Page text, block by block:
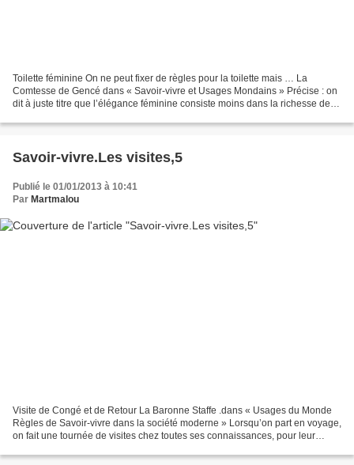
Toilette féminine On ne peut fixer de règles pour la toilette mais … La
Comtesse de Gencé dans « Savoir-vivre et Usages Mondains » Précise : on
dit à juste titre que l’élégance féminine consiste moins dans la richesse de la
Savoir-vivre.Les visites,5
Publié le 01/01/2013 à 10:41
Par Martmalou
Visite de Congé et de Retour La Baronne Staffe .dans « Usages du Monde
Règles de Savoir-vivre dans la société moderne » Lorsqu’on part en voyage,
on fait une tournée de visites chez toutes ses connaissances, pour leur